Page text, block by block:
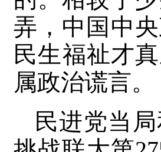
弄，中国中
民生福祉才
属政治谎言。
民进党当